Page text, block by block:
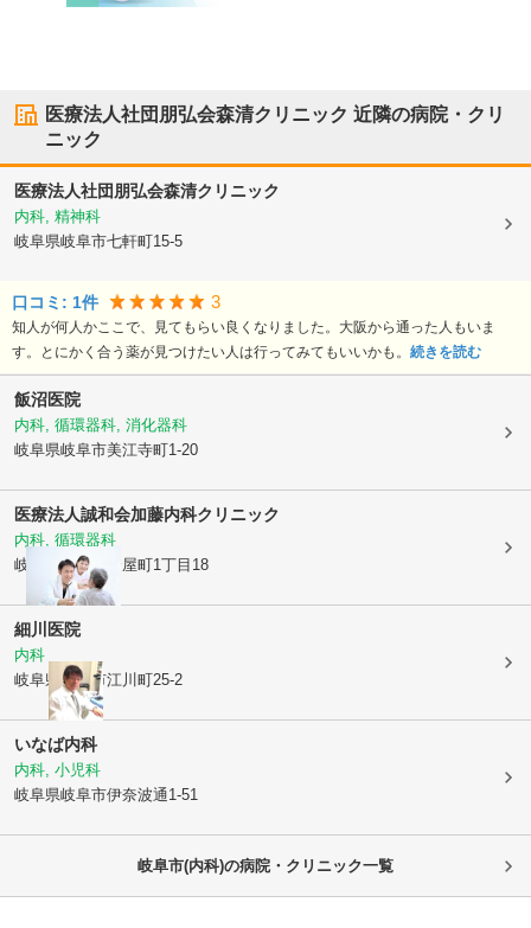
医療法人社団朋弘会森清クリニック 近隣の病院・クリ
ニック
医療法人社団朋弘会森清クリニック
内科, 精神科
岐阜県岐阜市七軒町15-5
口コミ: 1件 3
知人が何人かここで、見てもらい良くなりました。大阪から通った人もいま
す。とにかく合う薬が見つけたい人は行ってみてもいいかも。 続きを読む
飯沼医院
内科, 循環器科, 消化器科
岐阜県岐阜市美江寺町1-20
医療法人誠和会加藤内科クリニック
内科, 循環器科
岐阜県岐阜市
金屋町1丁目18
細川医院
内科
岐阜県岐阜市江川町25-2
いなば内科
内科, 小児科
岐阜県岐阜市伊奈波通1-51
岐阜市(内科)の病院・クリニック一覧